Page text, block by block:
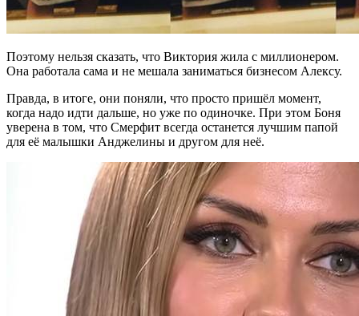
Поэтому нельзя сказать, что Виктория жила с миллионером.
Она работала сама и не мешала заниматься бизнесом Алексу.
Правда, в итоге, они поняли, что просто пришёл момент,
когда надо идти дальше, но уже по одиночке. При этом Боня
уверена в том, что Смерфит всегда останется лучшим папой
для её малышки Анджелины и другом для неё.